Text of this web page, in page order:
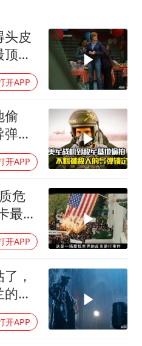
村民谈“梅姨”：叫的其实是“媒姨”
老床位“三连降”
哪吒汽车南宁工厂设备降价20%拍卖
新局 实干挑大梁
头皮
级
开APP
偷
锁
开APP
危
最佳
开APP
，
蝙
开APP